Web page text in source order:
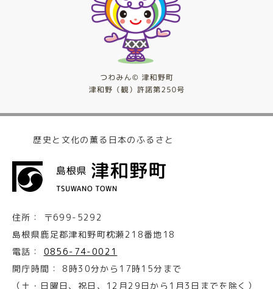
歴史と文化の薫る日本のふるさと
住所：
〒699-5292
島根県鹿足郡津和野町枕瀬218番地18
電話：
0856-74-0021
開庁時間：
8時30分から17時15分まで
（土・日曜日、祝日、12月29日から1月3日までを除く）